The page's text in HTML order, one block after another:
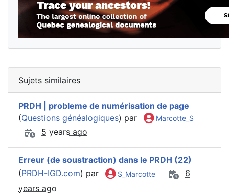
Sujets similaires
PRDH | probleme de numérisation de page
(Questions généalogiques) par Marcotte_S
5 years ago
Erreur (de soustraction) dans le PRDH (22)
(PRDH-IGD.com) par S_Marcotte
6
years ago